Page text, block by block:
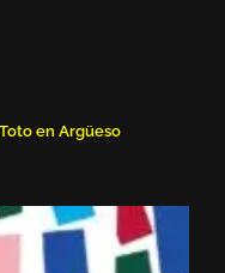
en Argüeso